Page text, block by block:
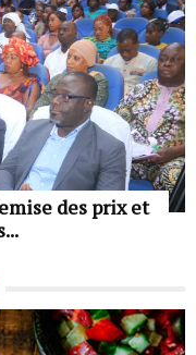
des prix et